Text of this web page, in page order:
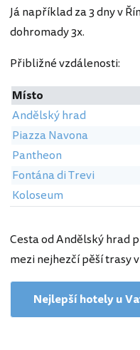
Já například za 3 dny v
dohromady 3x.
Přibližné vzdálenosti:
Místo
Andělský hrad
Piazza Navona
Pantheon
Fontána di Trevi
Koloseum
Cesta od Andělský hrad
mezi nejhezčí pěší trasy
Nejlepší hotely u